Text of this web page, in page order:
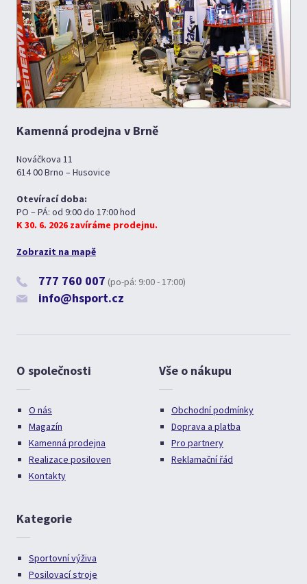
Kamenná prodejna v Brně
Nováčkova 11
614 00 Brno – Husovice
Otevírací doba:
PO – PÁ: od 9:00 do 17:00 hod
K 30. 6. 2026 zavíráme prodejnu.
Zobrazit na mapě
777 760 007 (po-pá: 9:00 - 17:00)
info@hsport.cz
O společnosti
O nás
Magazín
Kamenná prodejna
Realizace posiloven
Kontakty
Vše o nákupu
Obchodní podmínky
Doprava a platba
Pro partnery
Reklamační řád
Kategorie
Sportovní výživa
Posilovací stroje